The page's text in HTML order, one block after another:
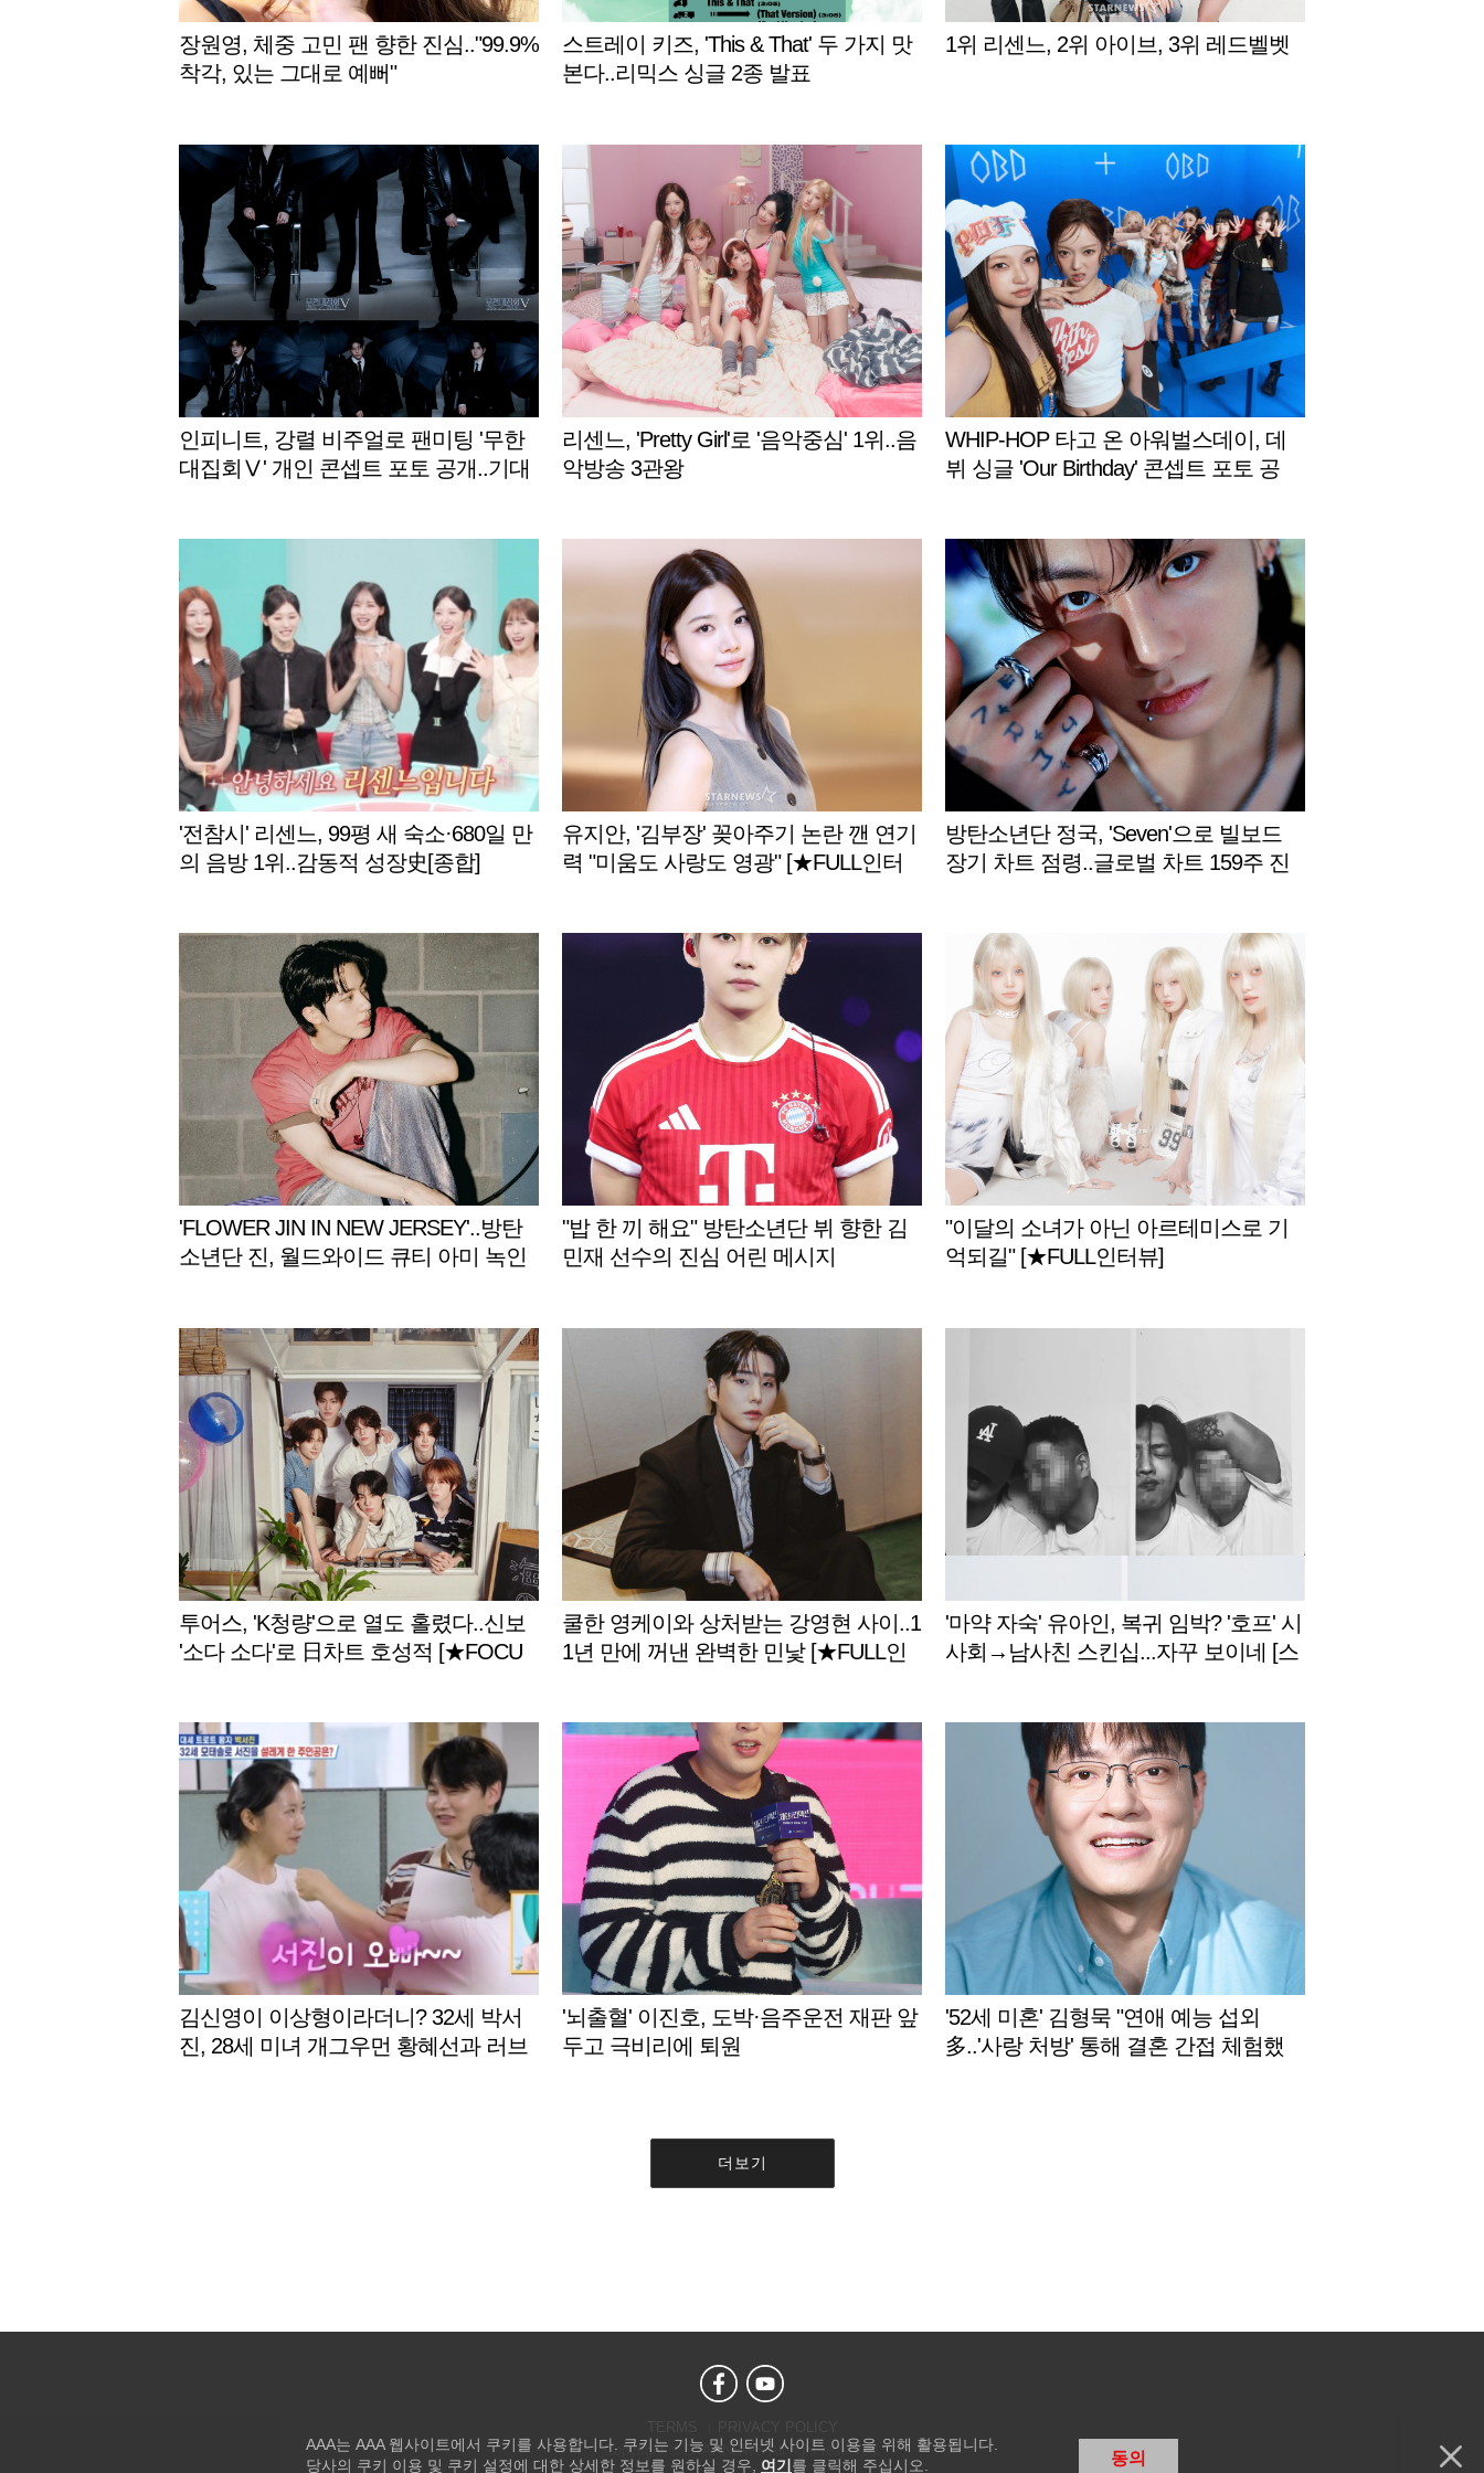
장원영, 체중 고민 팬 향한 진심.."99.9%
착각, 있는 그대로 예뻐"
스트레이 키즈, 'This & That' 두 가지 맛
본다..리믹스 싱글 2종 발표
1위 리센느, 2위 아이브, 3위 레드벨벳
인피니트, 강렬 비주얼로 팬미팅 '무한
대집회Ⅴ' 개인 콘셉트 포토 공개..기대
리센느, 'Pretty Girl'로 '음악중심' 1위..음
악방송 3관왕
WHIP-HOP 타고 온 아워벌스데이, 데
뷔 싱글 'Our Birthday' 콘셉트 포토 공
'전참시' 리센느, 99평 새 숙소·680일 만
의 음방 1위..감동적 성장史[종합]
유지안, '김부장' 꽂아주기 논란 깬 연기
력 "미움도 사랑도 영광" [★FULL인터
방탄소년단 정국, 'Seven'으로 빌보드
장기 차트 점령..글로벌 차트 159주 진
'FLOWER JIN IN NEW JERSEY'..방탄
소년단 진, 월드와이드 큐티 아미 녹인
"밥 한 끼 해요" 방탄소년단 뷔 향한 김
민재 선수의 진심 어린 메시지
"이달의 소녀가 아닌 아르테미스로 기
억되길" [★FULL인터뷰]
투어스, 'K청량'으로 열도 홀렸다..신보
'소다 소다'로 日차트 호성적 [★FOCU
쿨한 영케이와 상처받는 강영현 사이..1
1년 만에 꺼낸 완벽한 민낯 [★FULL인
'마약 자숙' 유아인, 복귀 임박? '호프' 시
사회→남사친 스킨십...자꾸 보이네 [스
김신영이 이상형이라더니? 32세 박서
진, 28세 미녀 개그우먼 황혜선과 러브
'뇌출혈' 이진호, 도박·음주운전 재판 앞
두고 극비리에 퇴원
'52세 미혼' 김형묵 "연애 예능 섭외
多..'사랑 처방' 통해 결혼 간접 체험했
더보기
Copyright © STARNEWS All right reserved.
AAA는 AAA 웹사이트에서 쿠키를 사용합니다. 쿠키는 기능 및 인터넷 사이트 이용을 위해 활용됩니다.
당사의 쿠키 이용 및 쿠키 설정에 대한 상세한 정보를 원하실 경우, 여기 를 클릭해 주십시오. 동의